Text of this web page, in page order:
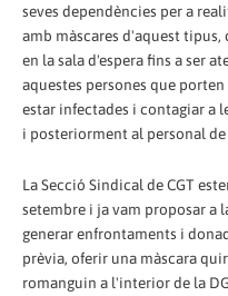
seves dependències per a
amb màscares d'aquest
en la sala d'espera fins a ser
aquestes persones que
estar infectades i contagiar a
i posteriorment al personal de
La Secció Sindical de CGT
setembre i ja vam proposar a
generar enfrontaments i
prèvia, oferir una màscara
romanguin a l'interior de la